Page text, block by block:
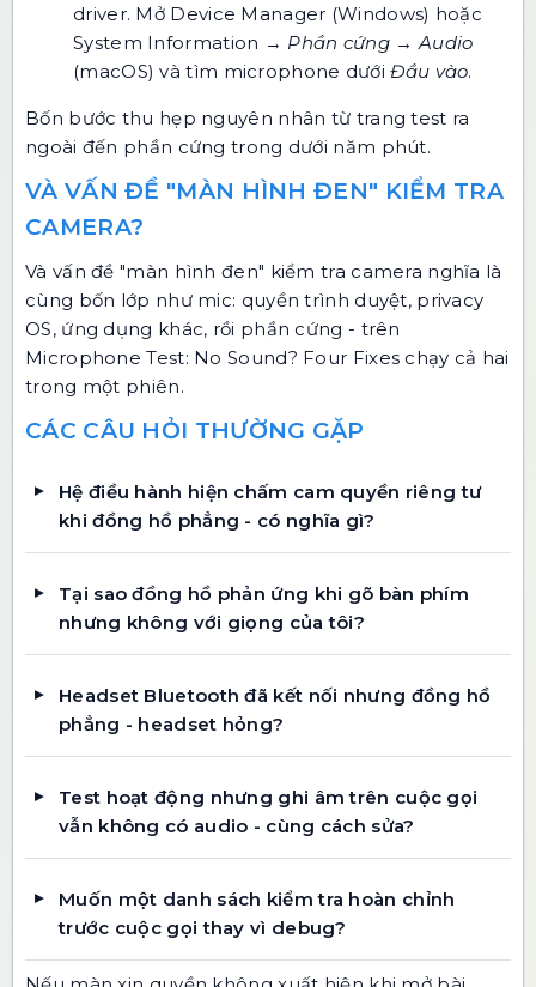
driver. Mở Device Manager (Windows) hoặc
System Information → Phần cứng → Audio
(macOS) và tìm microphone dướiĐầu vào.
Bốn bước thu hẹp nguyên nhân từ trang test ra
ngoài đến phần cứng trong dưới năm phút.
VÀ VẤN ĐỀ "MÀN HÌNH ĐEN" KIỂM TRA
CAMERA?
Và vấn đề "màn hình đen" kiểm tra camera nghĩa là
cùng bốn lớp như mic: quyền trình duyệt, privacy
OS, ứng dụng khác, rồi phần cứng - trên
Microphone Test: No Sound? Four Fixes chạy cả hai
trong một phiên.
CÁC CÂU HỎI THƯỜNG GẶP
Hệ điều hành hiện chấm cam quyền riêng tư
khi đồng hồ phẳng - có nghĩa gì?
Tại sao đồng hồ phản ứng khi gõ bàn phím
nhưng không với giọng của tôi?
Headset Bluetooth đã kết nối nhưng đồng hồ
phẳng - headset hỏng?
Test hoạt động nhưng ghi âm trên cuộc gọi
vẫn không có audio - cùng cách sửa?
Muốn một danh sách kiểm tra hoàn chỉnh
trước cuộc gọi thay vì debug?